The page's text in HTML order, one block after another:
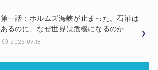
第一話：ホルムズ海峡が止まった。石油は
あるのに、なぜ世界は危機になるのか
2026.07.18